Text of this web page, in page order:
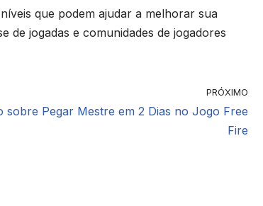
que podem ajudar a melhorar sua
de jogadas e comunidades de jogadores
PRÓXIMO
sobre Pegar Mestre em 2 Dias no Jogo Free
Fire